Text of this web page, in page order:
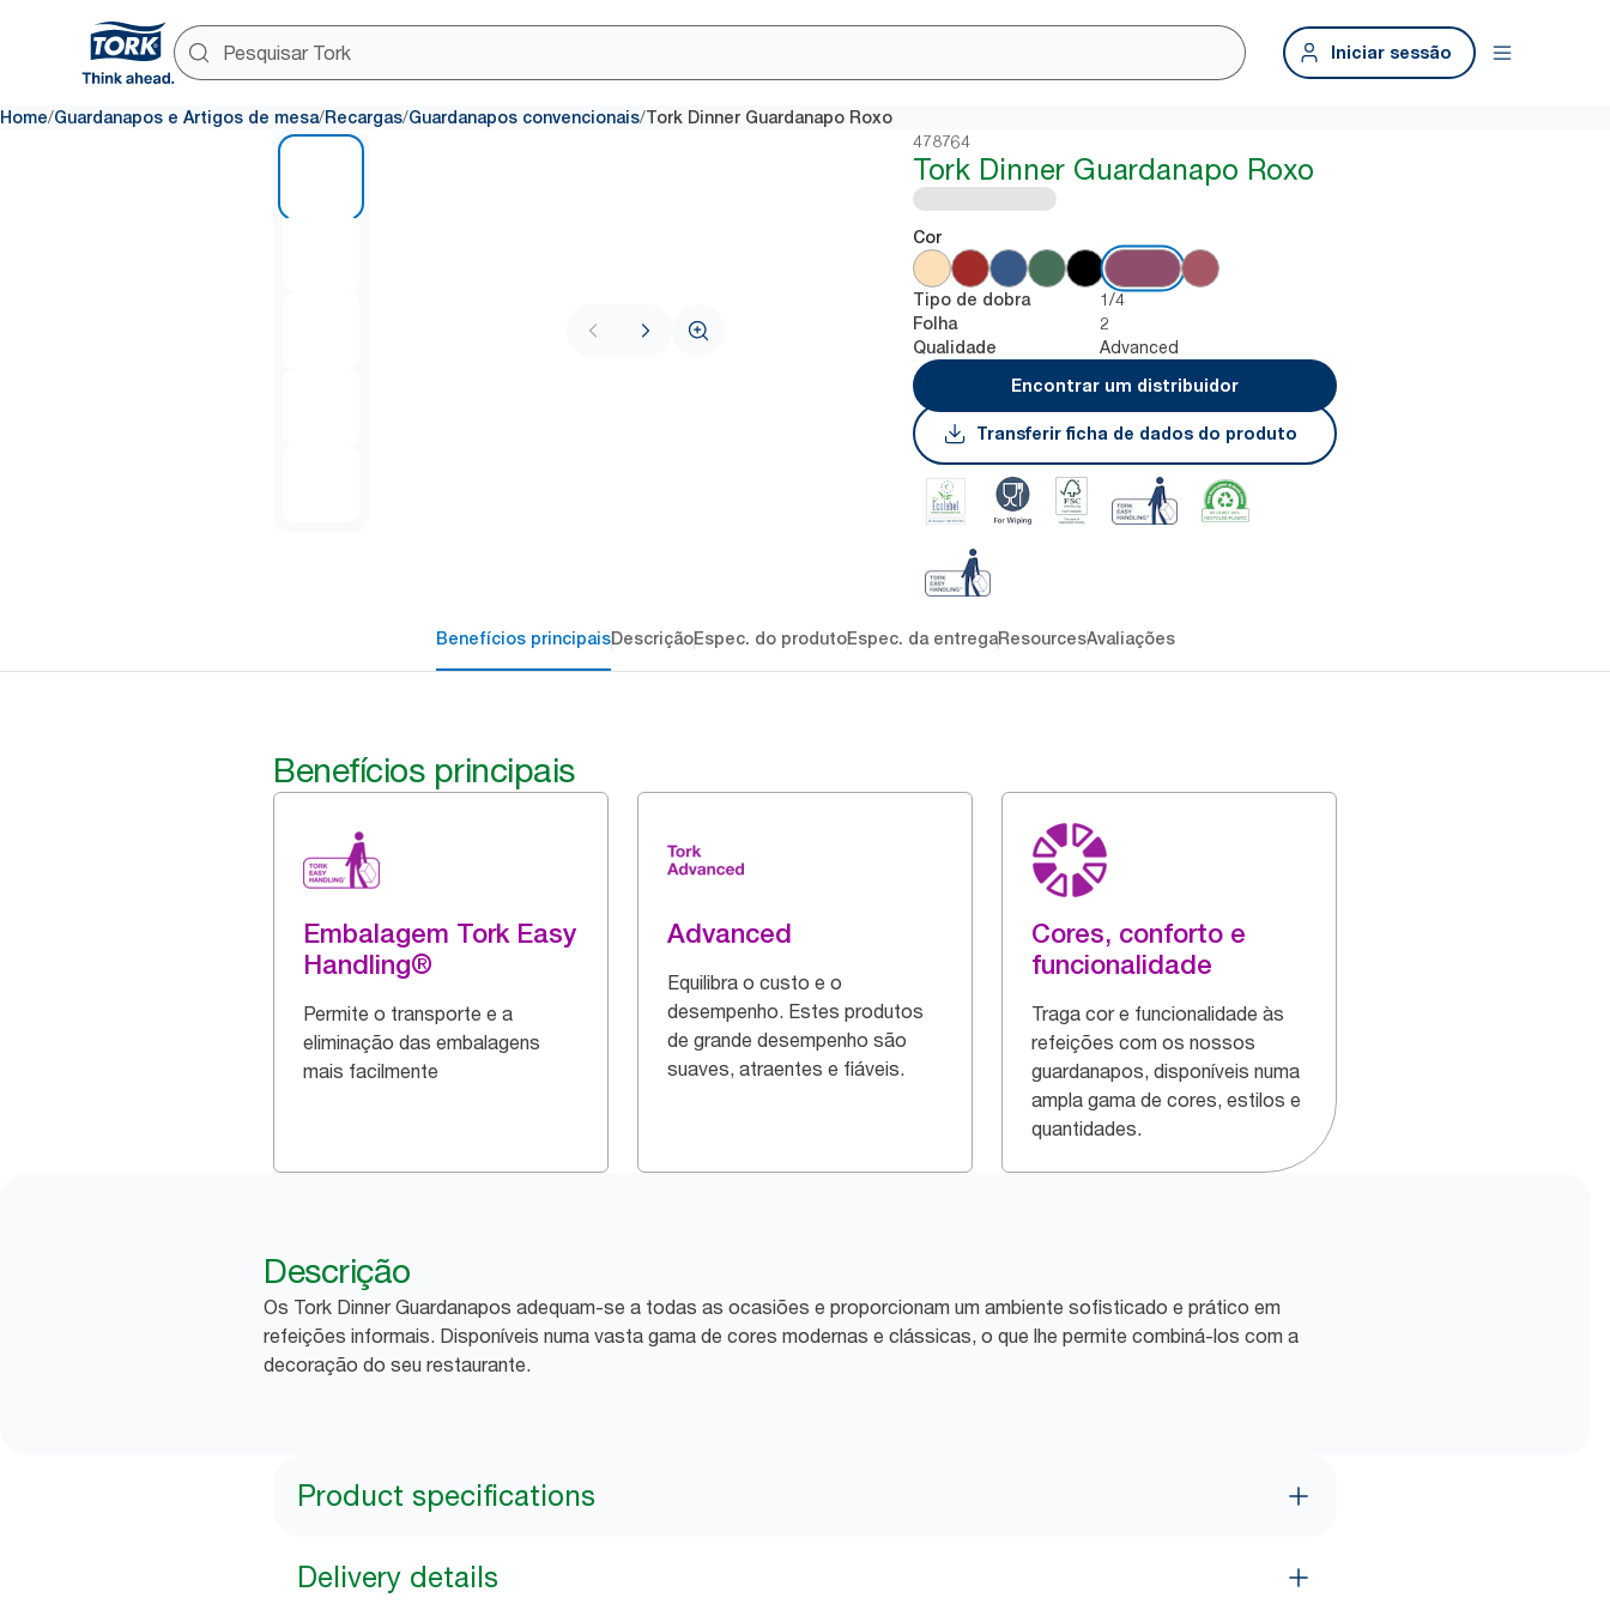
Iniciar sessão
Home/Guardanapos e Artigos de mesa/Recargas/Guardanapos convencionais/Tork Dinner Guardanapo Roxo
478764
Tork Dinner Guardanapo Roxo
Cor
Tipo de dobra 1/4
Folha 2
Qualidade
Advanced
Encontrar um distribuidor
Transferir ficha de dados do produto
Benefícios principaisDescriçãoEspec. do produtoEspec. da entregaResourcesAvaliações
Benefícios principais
Embalagem Tork Easy
Handling®
Permite o transporte e a
eliminação das embalagens
mais facilmente
Advanced
Equilibra o custo e o
desempenho. Estes produtos
de grande desempenho são
suaves, atraentes e fiáveis.
Cores, conforto e
funcionalidade
Traga cor e funcionalidade às
refeições com os nossos
guardanapos, disponíveis numa
ampla gama de cores, estilos e
quantidades.
Descrição
Os Tork Dinner Guardanapos adequam-se a todas as ocasiões e proporcionam um ambiente sofisticado e prático em
refeições informais. Disponíveis numa vasta gama de cores modernas e clássicas, o que lhe permite combiná-los com a
decoração do seu restaurante.
Product specifications
Delivery details